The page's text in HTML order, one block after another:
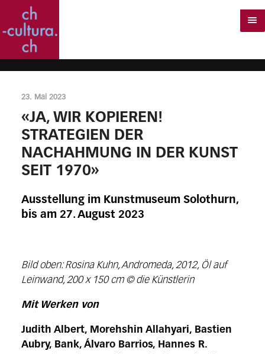
23. Mai 2023
«JA, WIR KOPIEREN!
STRATEGIEN DER
NACHAHMUNG IN DER KUNST
SEIT 1970»
Ausstellung im Kunstmuseum Solothurn,
bis am 27. August 2023
Bild oben: Rosina Kuhn, Andromeda, 2012, Öl auf
Leinwand, 200 x 150 cm © die Künstlerin
Mit Werken von
Judith Albert, Morehshin Allahyari, Bastien
Aubry, Bank, Álvaro Barrios, Hannes R.